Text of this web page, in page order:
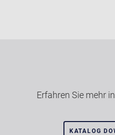
Erfahren Sie mehr
KATALOG